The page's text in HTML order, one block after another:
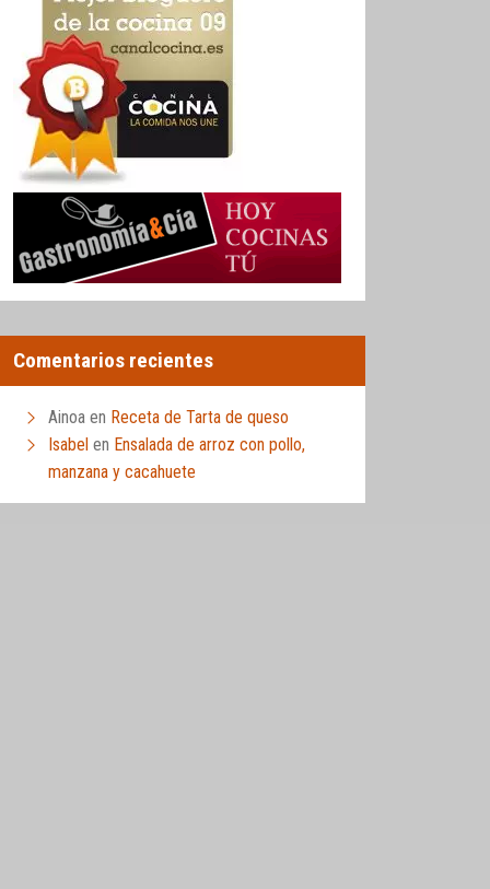
Comentarios recientes
Ainoa en Receta de Tarta de queso
Isabel en Ensalada de arroz con pollo,
manzana y cacahuete